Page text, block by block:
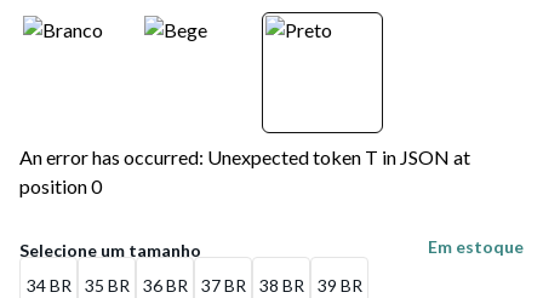
An error has occurred: Unexpected token T in JSON at
position 0
34 BR 35 BR 36 BR 37 BR 38 BR 39 BR
Em estoque